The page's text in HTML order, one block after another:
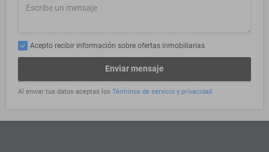
Acepto recibir información sobre ofertas inmobiliarias
Enviar mensaje
Al enviar tus datos aceptas los Términos de servicio y privacidad